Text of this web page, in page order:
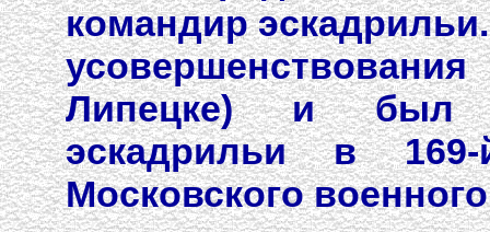
командир
Липецке) и был
эскадрильи в
Московского